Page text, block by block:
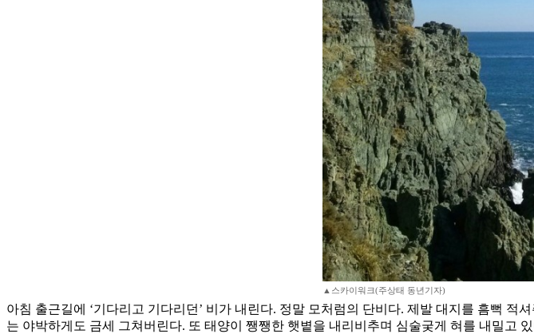
▲스카이워크(주상태 동년기자)
아침 출근길에 ‘기다리고 기다리던’ 비가 내린다. 정말 모처럼의 단비다. 제발 대지를 흠뻑
는 야박하게도 금세 그쳐버린다. 또 태양이 쨍쨍한 햇볕을 내리비추며 심술궂게 혀를 내밀고